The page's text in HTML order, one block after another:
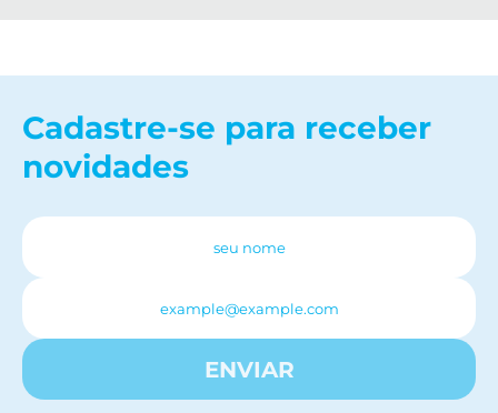
Cadastre-se para receber
novidades
ENVIAR